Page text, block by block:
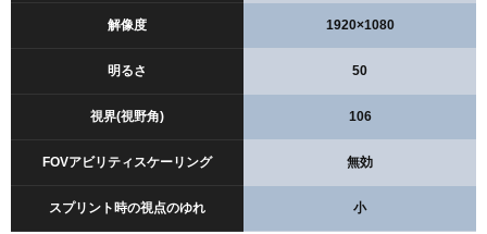
解像度 1920×1080
明るさ 50
視界(視野角) 106
FOVアビリティスケーリング 無効
スプリント時の視点のゆれ 小